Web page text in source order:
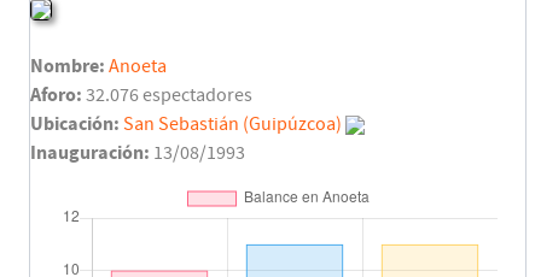
Carlos Vela
Nombre: Anoeta
Aforo: 32.076 espectadores
Ubicación: San Sebastián (Guipúzcoa)
Inauguración: 13/08/1993